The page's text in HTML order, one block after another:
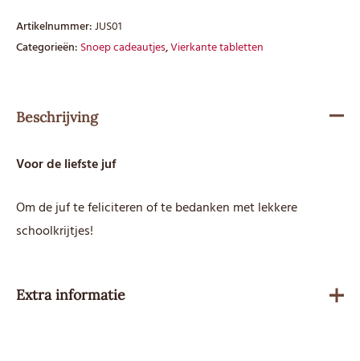
Artikelnummer:JUS01
Categorieën: Snoep cadeautjes,Vierkante tabletten
Beschrijving
Voor de liefste juf
Om de juf te feliciteren of te bedanken met lekkere
schoolkrijtjes!
Extra informatie